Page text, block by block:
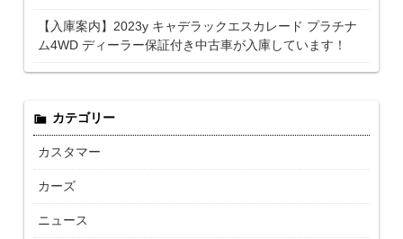
【入庫案内】2023y キャデラックエスカレード プラチナ
ム4WD ディーラー保証付き中古車が入庫しています！
カテゴリー
カスタマー
カーズ
ニュース